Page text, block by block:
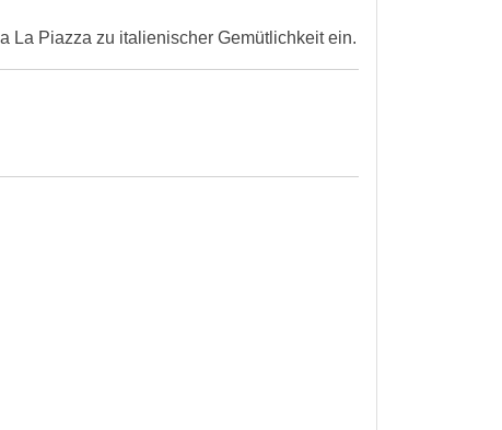
La Piazza zu italienischer Gemütlichkeit ein.